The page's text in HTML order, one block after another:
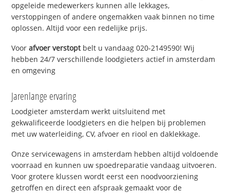
opgeleide medewerkers kunnen alle lekkages,
verstoppingen of andere ongemakken vaak binnen no time
oplossen. Altijd voor een redelijke prijs.
Voorafvoer verstoptbelt u vandaag 020-2149590! Wij
hebben 24/7 verschillende loodgieters actief in amsterdam
en omgeving
Jarenlange ervaring
Loodgieter amsterdam werkt uitsluitend met
gekwalificeerde loodgieters en die helpen bij problemen
met uw waterleiding, CV, afvoer en riool en daklekkage.
Onze servicewagens in amsterdam hebben altijd voldoende
voorraad en kunnen uw spoedreparatie vandaag uitvoeren.
Voor grotere klussen wordt eerst een noodvoorziening
getroffen en direct een afspraak gemaakt voor de